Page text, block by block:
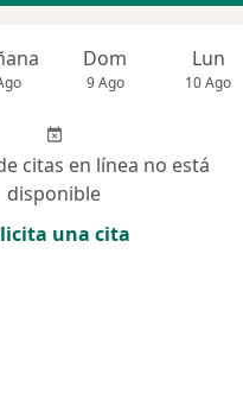
Dom
9 Ago
Lun
10 Ago
citas en línea no está
disponible
una cita